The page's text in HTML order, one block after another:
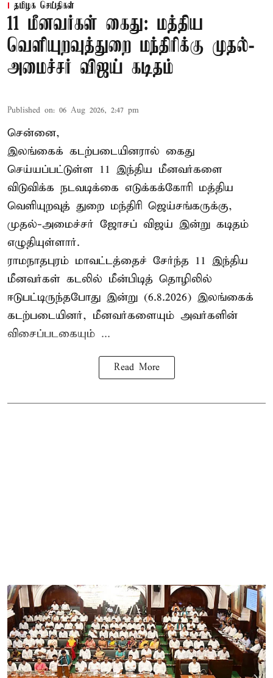
தமிழக செய்திகள்
11 மீனவர்கள் கைது: மத்திய
வெளியுறவுத்துறை மந்திரிக்கு முதல்-
அமைச்சர் விஜய் கடிதம்
Published on: 06 Aug 2026, 2:47 pm
சென்னை,
இலங்கைக் கடற்படையினரால் கைது
செய்யப்பட்டுள்ள 11 இந்திய மீனவர்களை
விடுவிக்க நடவடிக்கை எடுக்கக்கோரி மத்திய
வெளியுறவுத் துறை மந்திரி ஜெய்சங்கருக்கு,
முதல்-அமைச்சர் ஜோசப் விஜய் இன்று கடிதம்
எழுதியுள்ளார்.
ராமநாதபுரம் மாவட்டத்தைச் சேர்ந்த 11 இந்திய
மீனவர்கள் கடலில் மீன்பிடித் தொழிலில்
ஈடுபட்டிருந்தபோது இன்று (6.8.2026) இலங்கைக்
கடற்படையினர், மீனவர்களையும் அவர்களின்
விசைப்படகையும் ...
Read More